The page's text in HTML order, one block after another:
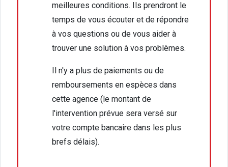
meilleures conditions. Ils prendront le
temps de vous écouter et de répondre
à vos questions ou de vous aider à
trouver une solution à vos problèmes.
Il n'y a plus de paiements ou de
remboursements en espèces dans
cette agence (le montant de
l'intervention prévue sera versé sur
votre compte bancaire dans les plus
brefs délais).